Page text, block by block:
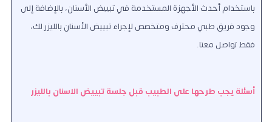
باستخدام أحدث الأجهزة المستخدمة في تبييض الأسنان، بالإضافة إلى
وجود فريق طبي محترف ومتخصص لإجراء تبييض الأسنان بالليزر لك،
فقط تواصل معنا.
أسئلة يجب طرحها على الطبيب قبل جلسة تبييض الاسنان بالليزر